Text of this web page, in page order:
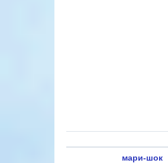
мари-шок